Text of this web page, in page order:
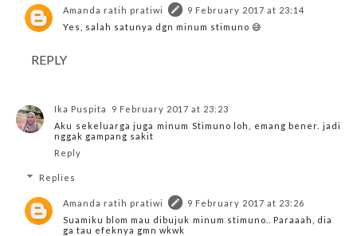
Amanda ratih pratiwi
9 February 2017 at 23:14
Yes, salah satunya dgn minum stimuno 😅
REPLY
Ika Puspita
9 February 2017 at 23:23
Aku sekeluarga juga minum Stimuno loh, emang bener. jadi
nggak gampang sakit
Reply
Replies
Amanda ratih pratiwi
9 February 2017 at 23:26
Suamiku blom mau dibujuk minum stimuno.. Paraaah, dia
ga tau efeknya gmn wkwk